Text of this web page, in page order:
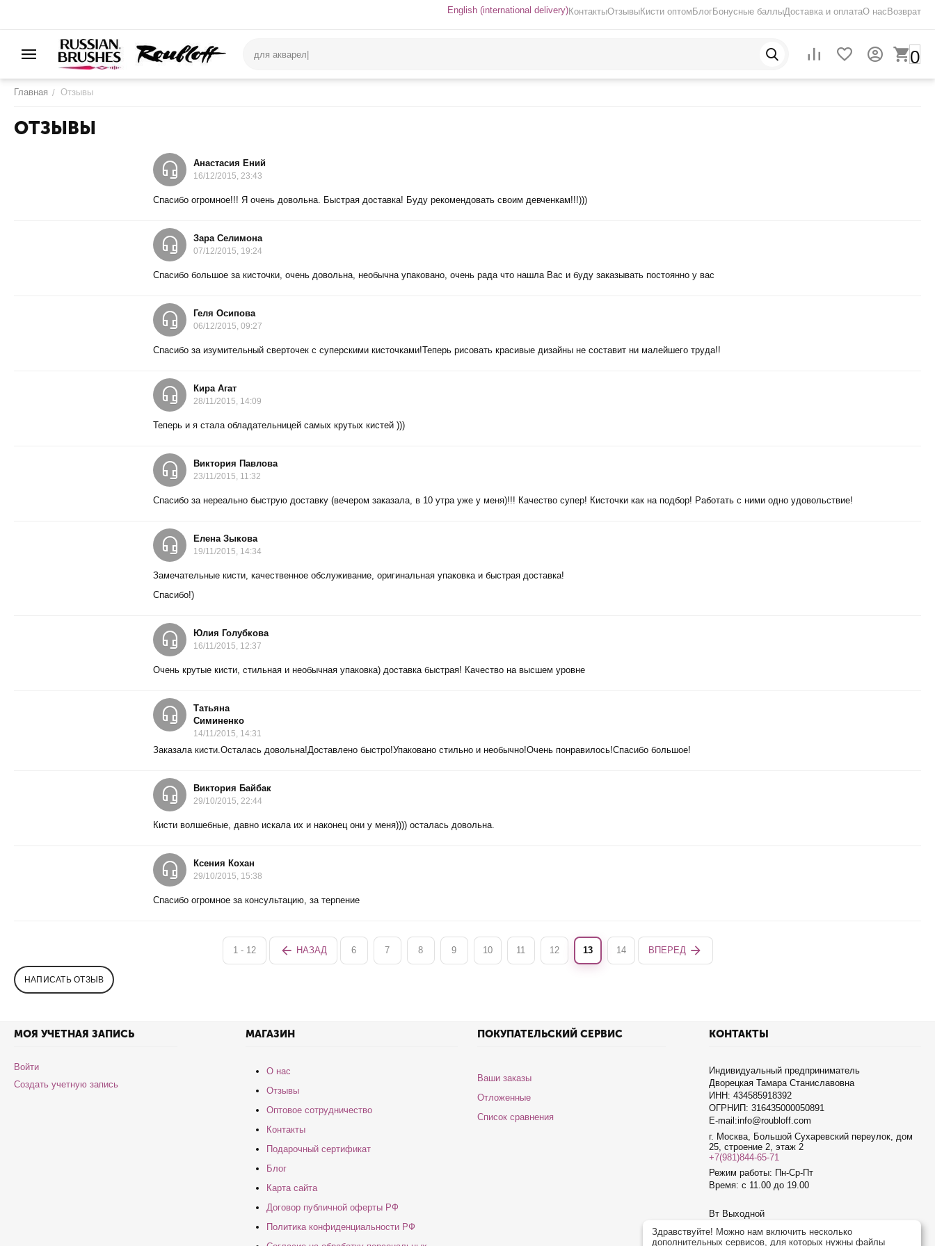
English (international delivery)КонтактыОтзывыКисти оптомБлогБонусные баллыДоставка и оплатаО насВозврат
0
Главная / Отзывы
ОТЗЫВЫ
Анастасия Ений
16/12/2015, 23:43
Спасибо огромное!!! Я очень довольна. Быстрая доставка! Буду рекомендовать своим девченкам!!!)))
Зара Селимона
07/12/2015, 19:24
Спасибо большое за кисточки, очень довольна, необычна упаковано, очень рада что нашла Вас и буду заказывать постоянно у вас
Геля Осипова
06/12/2015, 09:27
Спасибо за изумительный сверточек с суперскими кисточками!Теперь рисовать красивые дизайны не составит ни малейшего труда!!
Кира Агат
28/11/2015, 14:09
Теперь и я стала обладательницей самых крутых кистей )))
Виктория Павлова
23/11/2015, 11:32
Спасибо за нереально быструю доставку (вечером заказала, в 10 утра уже у меня)!!! Качество супер! Кисточки как на подбор! Работать с ними одно удовольствие!
Елена Зыкова
19/11/2015, 14:34
Замечательные кисти, качественное обслуживание, оригинальная упаковка и быстрая доставка!
Спасибо!)
Юлия Голубкова
16/11/2015, 12:37
Очень крутые кисти, стильная и необычная упаковка) доставка быстрая! Качество на высшем уровне
Татьяна
Симиненко
14/11/2015, 14:31
Заказала кисти.Осталась довольна!Доставлено быстро!Упаковано стильно и необычно!Очень понравилось!Спасибо большое!
Виктория Байбак
29/10/2015, 22:44
Кисти волшебные, давно искала их и наконец они у меня)))) осталась довольна.
Ксения Кохан
29/10/2015, 15:38
Спасибо огромное за консультацию, за терпение
1 - 12 НАЗАД 6 7 8 9 10 11 12 13 14 ВПЕРЕД
НАПИСАТЬ ОТЗЫВ
МОЯ УЧЕТНАЯ ЗАПИСЬ
Войти
Создать учетную запись
МАГАЗИН
О нас
Отзывы
Оптовое сотрудничество
Контакты
Подарочный сертификат
Блог
Карта сайта
Договор публичной оферты РФ
Политика конфиденциальности РФ
ПОКУПАТЕЛЬСКИЙ СЕРВИС
Ваши заказы
Отложенные
Список сравнения
КОНТАКТЫ
Индивидуальный предприниматель
Дворецкая Тамара Станиславовна
ИНН: 434585918392
ОГРНИП: 316435000050891
E-mail:info@roubloff.com
г. Москва, Большой Сухаревский переулок, дом
25, строение 2, этаж 2
+7(981)844-65-71
Режим работы: Пн-Ср-Пт
Время: с 11.00 до 19.00
Вт Выходной
Чт Выходной
Здравствуйте! Можно нам включить несколько
дополнительных сервисов, для которых нужны файлы